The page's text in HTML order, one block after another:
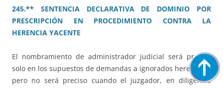
245.** SENTENCIA DECLARATIVA DE DOMINIO POR
PRESCRIPCIÓN EN PROCEDIMIENTO CONTRA LA
HERENCIA YACENTE
El nombramiento de administrador judicial será preciso
solo en los supuestos de demandas a ignorados herederos,
pero no será preciso cuando el juzgador, en diligencia